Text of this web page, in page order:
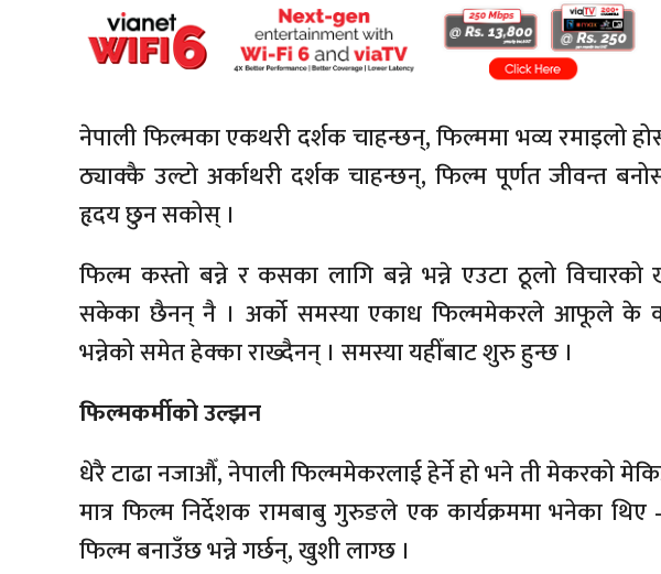
नेपाली फिल्मका एकथरी दर्शक चाहन्छन्, फिल्ममा भव्य रमाइलो
ठ्याक्कै उल्टो अर्काथरी दर्शक चाहन्छन्, फिल्म पूर्णत जीवन्त
हृदय छुन सकोस् ।
फिल्म कस्तो बन्ने र कसका लागि बन्ने भन्ने एउटा ठूलो विचारको
सकेका छैनन् नै । अर्को समस्या एकाध फिल्ममेकरले आफूले के
भन्नेको समेत हेक्का राख्दैनन् । समस्या यहीँबाट शुरु हुन्छ ।
फिल्मकर्मीको उल्झन
धेरै टाढा नजाऔँ, नेपाली फिल्ममेकरलाई हेर्ने हो भने ती मेकरको
मात्र फिल्म निर्देशक रामबाबु गुरुङले एक कार्यक्रममा भनेका थिए
फिल्म बनाउँछ भन्ने गर्छन्, खुशी लाग्छ ।